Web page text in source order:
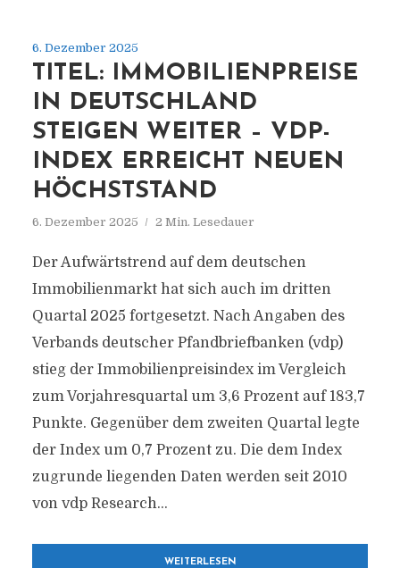
6. Dezember 2025
TITEL: IMMOBILIENPREISE
IN DEUTSCHLAND
STEIGEN WEITER – VDP-
INDEX ERREICHT NEUEN
HÖCHSTSTAND
6. Dezember 2025 2 Min. Lesedauer
Der Aufwärtstrend auf dem deutschen
Immobilienmarkt hat sich auch im dritten
Quartal 2025 fortgesetzt. Nach Angaben des
Verbands deutscher Pfandbriefbanken (vdp)
stieg der Immobilienpreisindex im Vergleich
zum Vorjahresquartal um 3,6 Prozent auf 183,7
Punkte. Gegenüber dem zweiten Quartal legte
der Index um 0,7 Prozent zu. Die dem Index
zugrunde liegenden Daten werden seit 2010
von vdp Research...
WEITERLESEN